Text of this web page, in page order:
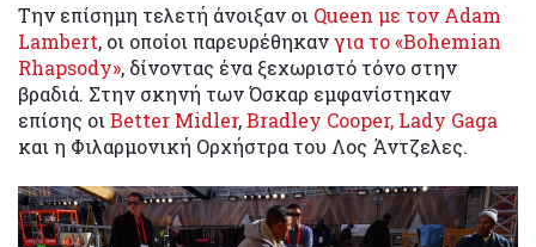
Την επίσημη τελετή άνοιξαν οι Queen με τον Adam
Lambert, οι οποίοι παρευρέθηκανγια το «Bohemian
Rhapsody», δίνοντας ένα ξεχωριστό τόνο στην
βραδιά. Στην σκηνή των Όσκαρ εμφανίστηκαν
επίσης οι Better Midler,Bradley Cooper, Lady Gaga
και η Φιλαρμονική Ορχήστρα του Λος Άντζελες.